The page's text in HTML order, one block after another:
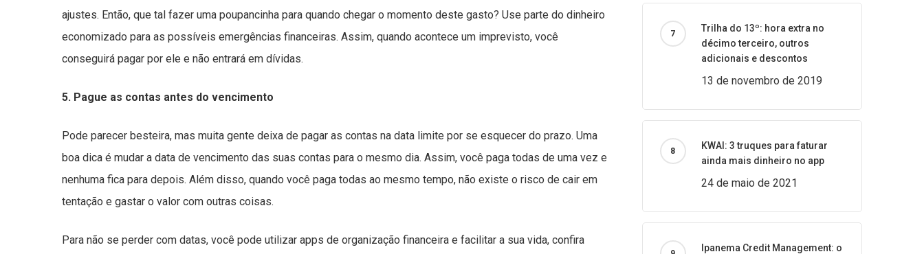
ajustes. Então, que tal fazer uma poupancinha para quando chegar o momento deste gasto? Use parte do dinheiro
economizado para as possíveis emergências financeiras. Assim, quando acontece um imprevisto, você
conseguirá pagar por ele e não entrará em dívidas.
5. Pague as contas antes do vencimento
Pode parecer besteira, mas muita gente deixa de pagar as contas na data limite por se esquecer do prazo. Uma
boa dica é mudar a data de vencimento das suas contas para o mesmo dia. Assim, você paga todas de uma vez e
nenhuma fica para depois. Além disso, quando você paga todas ao mesmo tempo, não existe o risco de cair em
tentação e gastar o valor com outras coisas.
Para não se perder com datas, você pode utilizar apps de organização financeira e facilitar a sua vida, confira
Trilha do 13º: hora extra no
décimo terceiro, outros
adicionais e descontos
13 de novembro de 2019
KWAI: 3 truques para faturar
ainda mais dinheiro no app
24 de maio de 2021
Ipanema Credit Management: o